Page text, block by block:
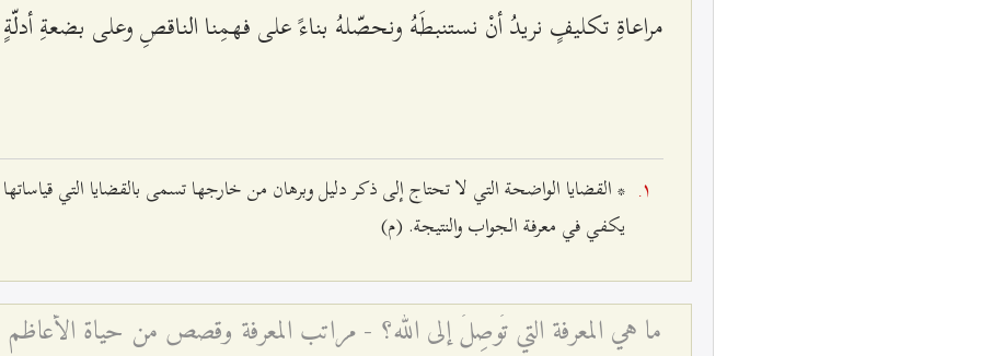
مراعاةِ تكليفٍ نريدُ أنْ نستنبطَهُ ونحصّلهُ بناءً على فهمِنا الناقصِ وعلى بضعةِ
* القضايا الواضحة التي لا تحتاج إلى ذكر دليل وبرهان من خارجها تسمى بالقضايا التي
يكفي في معرفة الجواب والنتيجة. (م)
ما هي المعرفة التي تُوصِلُ إلى الله؟ - مراتب المعرفة وقصص من حياة الأعاظم